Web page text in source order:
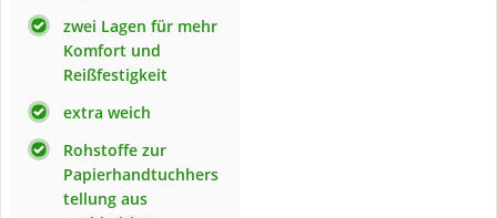
zwei Lagen für mehr
Komfort und
Reißfestigkeit
extra weich
Rohstoffe zur
Papierhandtuchhers
tellung aus